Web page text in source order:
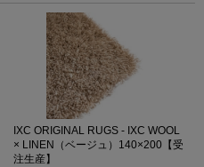
IXC ORIGINAL RUGS - IXC WOOL
× LINEN（ベージュ）140×200【受
注生産】